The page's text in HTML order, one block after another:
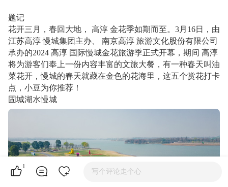
题记
花开三月，春回大地， 高淳 金花季如期而至。3月16日，由
江苏高淳 慢城集团主办、 南京高淳 旅游文化股份有限公司
承办的2024 高淳 国际慢城金花旅游季正式开幕，期间 高淳
将为游客们奉上一份内容丰富的文旅大餐，有一种春天叫油
菜花开，慢城的春天就藏在金色的花海里，这五个赏花打卡
点，小豆为你推荐！
固城湖水慢城
1
写个评论走个心